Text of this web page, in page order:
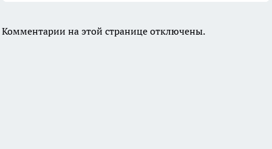
Комментарии на этой странице отключены.